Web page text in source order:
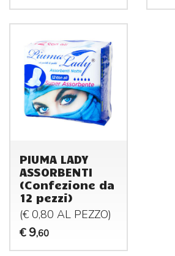
PIUMA LADY
ASSORBENTI
(Confezione da
12 pezzi)
(€ 0,80 AL PEZZO)
€ 9,60